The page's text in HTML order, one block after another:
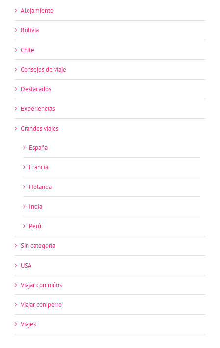
Alojamiento
Bolivia
Chile
Consejos de viaje
Destacados
Experiencias
Grandes viajes
España
Francia
Holanda
India
Perú
Sin categoría
USA
Viajar con niños
Viajar con perro
Viajes